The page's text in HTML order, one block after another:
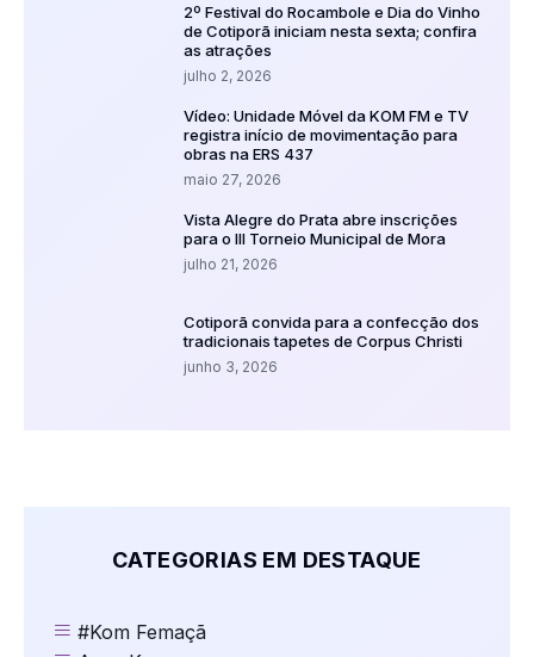
2º Festival do Rocambole e Dia do Vinho
de Cotiporã iniciam nesta sexta; confira
as atrações
julho 2, 2026
Vídeo: Unidade Móvel da KOM FM e TV
registra início de movimentação para
obras na ERS 437
maio 27, 2026
Vista Alegre do Prata abre inscrições
para o III Torneio Municipal de Mora
julho 21, 2026
Cotiporã convida para a confecção dos
tradicionais tapetes de Corpus Christi
junho 3, 2026
CATEGORIAS EM DESTAQUE
#Kom Femaçã